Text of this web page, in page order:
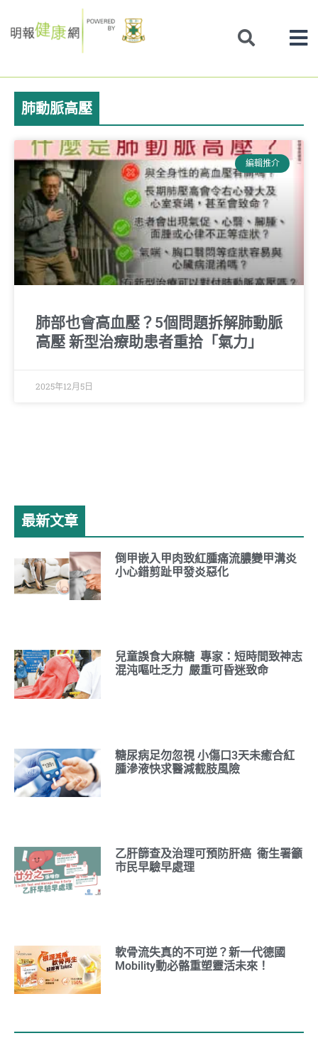
to
肺動脈高壓
編輯推介
肺部也會高血壓？5個問題拆解肺動脈
高壓 新型治療助患者重拾「氣力」
2025年12月5日
最新文章
倒甲嵌入甲肉致紅腫痛流膿變甲溝炎
小心錯剪趾甲發炎惡化
兒童誤食大麻糖 專家：短時間致神志
混沌嘔吐乏力 嚴重可昏迷致命
糖尿病足勿忽視 小傷口3天未癒合紅
腫滲液快求醫減截肢風險
乙肝篩查及治理可預防肝癌 衞生署籲
市民早驗早處理
軟骨流失真的不可逆？新一代德國
Mobility動必骼重塑靈活未來！